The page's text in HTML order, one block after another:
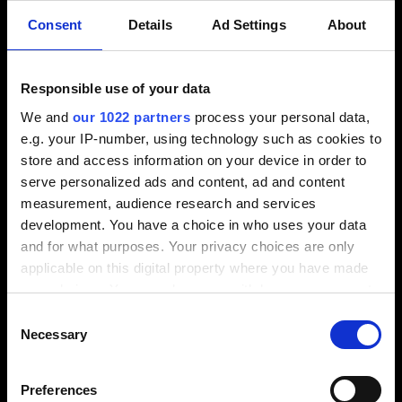
Consent Details Ad Settings About
Responsible use of your data
We and our 1022 partners process your personal data,
e.g. your IP-number, using technology such as cookies to
store and access information on your device in order to
serve personalized ads and content, ad and content
measurement, audience research and services
development. You have a choice in who uses your data
and for what purposes. Your privacy choices are only
applicable on this digital property where you have made
your choices. You can change or withdraw your consent
the Privacy trigger icon.
Selection
Necessary
Preferences
Du bist bereit, gelegentlich zu unseren
Das erwartet Dich bei Tebis:
Deine Möglichkeit:Eine Schlüsselrolle mit großem
Gestaltungsspielraum beim Aufbau und der
Weiterentwicklung eines datengetriebenen
Performance-Marketings mit messbarem Einfluss
auf Leadpipeline und Umsatz
Zusammenarbeit mit Sales und Produktmarketing
sowie schnelle Entscheidungen die Basis für
wirksame Kampagnen und nachhaltiges Wachstum
bilden